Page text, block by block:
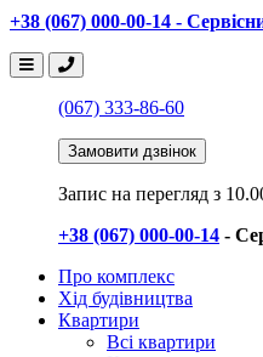
+38 (067) 000-00-14 -
(067) 333-86-60
Замовити дзвінок
Запис на перегляд з
+38 (067) 000-00-14 -
Про комплекс
Хід будівництва
Квартири
Всі квартири